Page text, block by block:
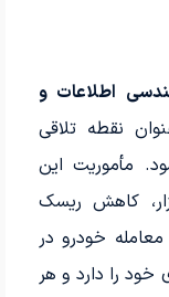
اطلاعات و
نقطه تلاقی
مأموریت این
کاهش ریسک
خودرو در
را دارد و هر